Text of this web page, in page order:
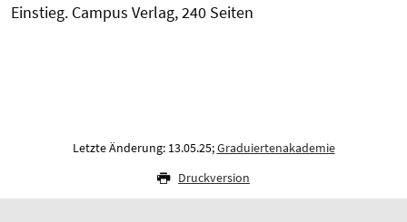
Einstieg. Campus Verlag, 240 Seiten
Letzte Änderung: 13.05.25;Graduiertenakademie
Druckversion